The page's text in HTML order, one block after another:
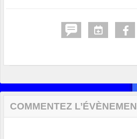
COMMENTEZ